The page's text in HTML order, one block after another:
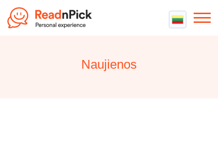
Naujienos